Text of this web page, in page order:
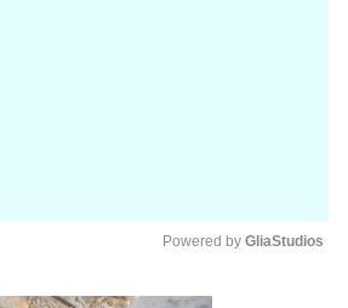
Powered by GliaStudios